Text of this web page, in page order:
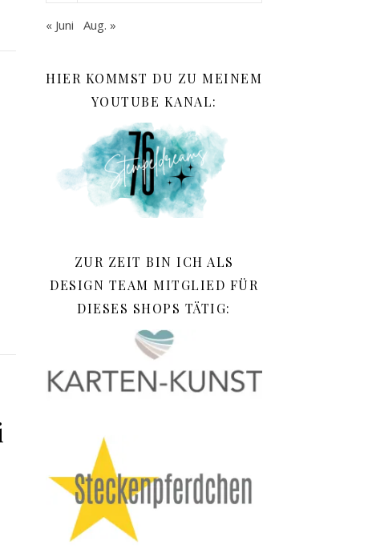
« Juni Aug. »
HIER KOMMST DU ZU MEINEM
YOUTUBE KANAL:
ZUR ZEIT BIN ICH ALS
DESIGN TEAM MITGLIED FÜR
DIESES SHOPS TÄTIG: